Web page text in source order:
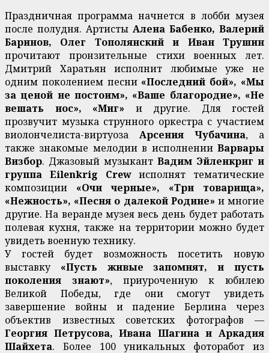
Праздничная программа начнется в лобби музея
после полудня. Артисты Алена Бабенко, Валерий
Баринов, Олег Тополянский и Иван Трушин
прочитают пронзительные стихи военных лет.
Дмитрий Харатьян исполнит любимые уже не
одним поколением песни «Последний бой», «Мы
за ценой не постоим», «Ваше благородие», «Не
вешать нос», «Миг» и другие. Для гостей
прозвучит музыка струнного оркестра с участием
виолончелиста-виртуоза Арсения Чубачина, а
также знакомые мелодии в исполнении Варвары
Визбор. Джазовый музыкант Вадим Эйленкриг и
группа Eilenkrig Crewисполнят тематические
композиции «Очи черные», «Три товарища»,
«Нежность», «Песня о далекой Родине» и многие
другие. На веранде музея весь день будет работать
полевая кухня, также на территории можно будет
увидеть военную технику.
У гостей будет возможность посетить новую
выставку «Пусть живые запомнят, и пусть
поколения знают», приуроченную к юбилею
Великой Победы, где они смогут увидеть
завершение войны и падение Берлина через
объектив известных советских фотографов —
Георгия Петрусова, Ивана Шагина и Аркадия
Шайхета. Более 100 уникальных фоторабот из